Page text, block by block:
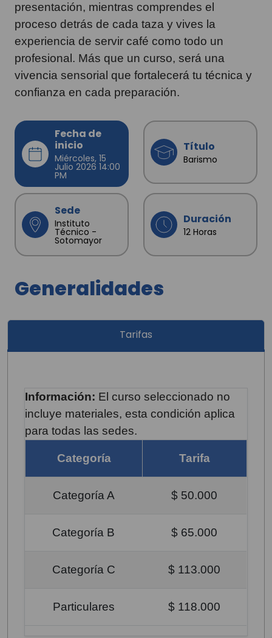
presentación, mientras comprendes el
proceso detrás de cada taza y vives la
experiencia de servir café como todo un
profesional. Más que un curso, será una
vivencia sensorial que fortalecerá tu técnica y
confianza en cada preparación.
Fecha de
inicio
Miércoles, 15
Julio 2026 14:00
PM
Título
Barismo
Sede
Instituto
Técnico -
Sotomayor
Duración
12 Horas
Generalidades
Tarifas
Información: El curso seleccionado no
incluye materiales, esta condición aplica
para todas las sedes.
Categoría Tarifa
Categoría A $ 50.000
Categoría B $ 65.000
Categoría C $ 113.000
Particulares $ 118.000